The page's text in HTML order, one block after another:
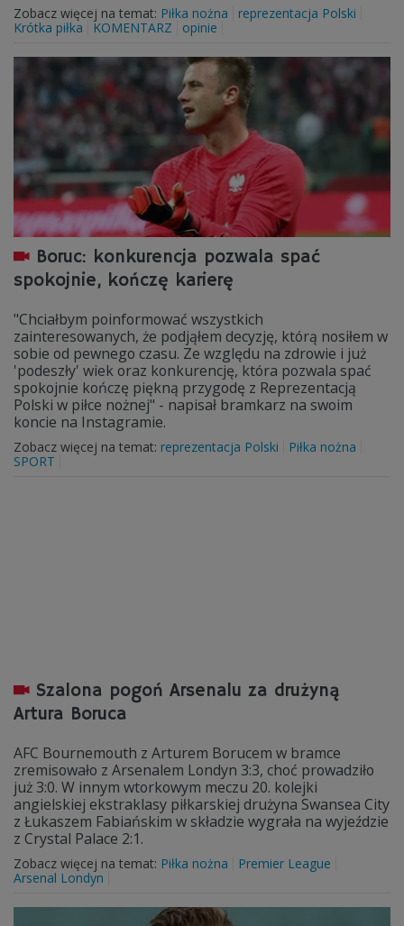
Zobacz więcej na temat: Piłka nożna
reprezentacja Polski
Krótka piłka
KOMENTARZ opinie
Boruc: konkurencja pozwala spać
spokojnie, kończę karierę
"Chciałbym poinformować wszystkich
zainteresowanych, że podjąłem decyzję, którą nosiłem w
sobie od pewnego czasu. Ze względu na zdrowie i już
'podeszły' wiek oraz konkurencję, która pozwala spać
spokojnie kończę piękną przygodę z Reprezentacją
Polski w piłce nożnej" - napisał bramkarz na swoim
koncie na Instagramie.
Zobacz więcej na temat: reprezentacja Polski
Piłka nożna
SPORT
Szalona pogoń Arsenalu za drużyną
Artura Boruca
AFC Bournemouth z Arturem Borucem w bramce
zremisowało z Arsenalem Londyn 3:3, choć prowadziło
już 3:0. W innym wtorkowym meczu 20. kolejki
angielskiej ekstraklasy piłkarskiej drużyna Swansea City
z Łukaszem Fabiańskim w składzie wygrała na wyjeździe
z Crystal Palace 2:1.
Zobacz więcej na temat: Piłka nożna
Premier League
Arsenal Londyn